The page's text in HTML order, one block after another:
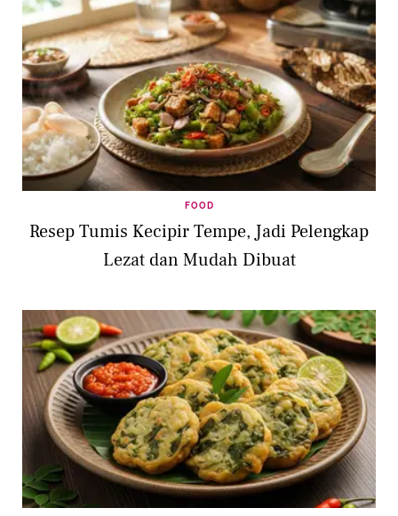
FOOD
Resep Tumis Kecipir Tempe, Jadi Pelengkap
Lezat dan Mudah Dibuat